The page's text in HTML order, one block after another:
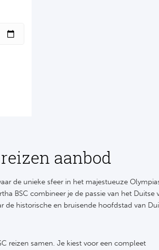
aanbod
de unieke sfeer in het majestueuze
BSC combineer je de passie van het Duitse
de historische en bruisende hoofdstad van
reizen samen. Je kiest voor een compleet